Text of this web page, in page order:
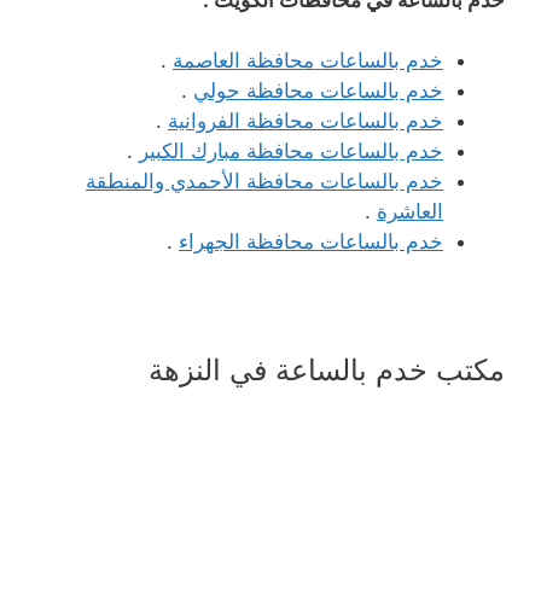
خدم بالساعات محافظة العاصمة .
خدم بالساعات محافظة حولي .
خدم بالساعات محافظة الفروانية .
خدم بالساعات محافظة مبارك الكبير .
خدم بالساعات محافظة الأحمدي والمنطقة
العاشرة .
خدم بالساعات محافظة الجهراء .
مكتب خدم بالساعة في النزهة